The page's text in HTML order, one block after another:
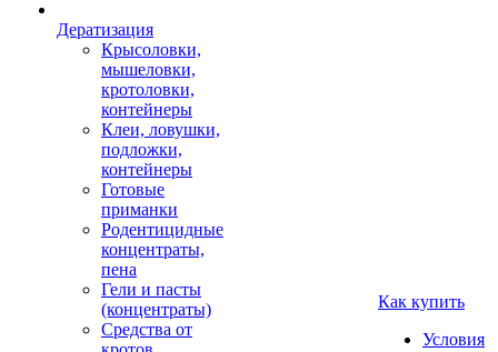
Дератизация
Крысоловки,
мышеловки,
кротоловки,
контейнеры
Клеи, ловушки,
подложки,
контейнеры
Готовые
приманки
Родентицидные
концентраты,
пена
Гели и пасты
(концентраты)
Средства от
Как купить
Условия